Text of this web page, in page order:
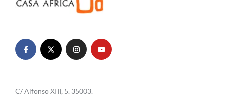
C/ Alfonso XIII, 5. 35003.